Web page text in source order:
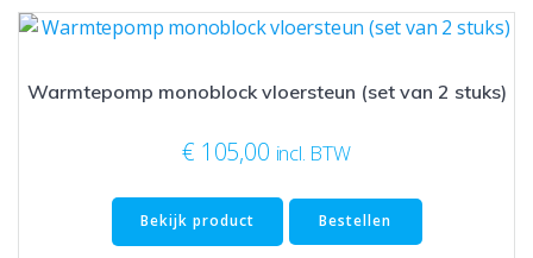
Warmtepomp monoblock vloersteun (set van 2 stuks)
€ 105,00 incl. BTW
Bekijk product Bestellen